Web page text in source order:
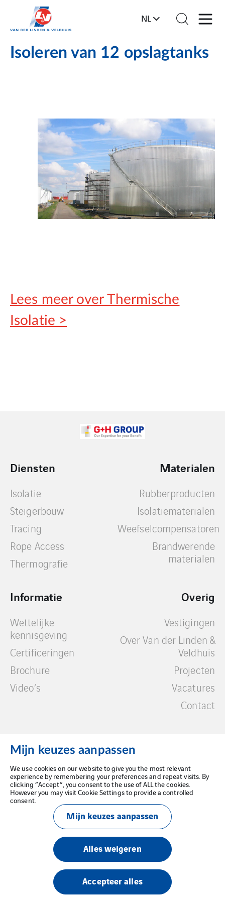
NL
Isoleren van 12 opslagtanks
Lees meer over Thermische
Isolatie >
Diensten
Isolatie
Steigerbouw
Tracing
Rope Access
Thermografie
Materialen
Rubberproducten
Isolatiematerialen
Weefselcompensatoren
Brandwerende
materialen
Informatie
Wettelijke
kennisgeving
Certificeringen
Brochure
Video’s
Overig
Vestigingen
Over Van der Linden &
Veldhuis
Projecten
Vacatures
Contact
Wettelijke kennisgeving
Privacybeleid
Cookiebeleid
Mijn keuzes aanpassen
We use cookies on our website to give you the most relevant
experience by remembering your preferences and repeat visits. By
clicking “Accept”, you consent to the use of ALL the cookies.
However you may visit Cookie Settings to provide a controlled
consent.
Mijn keuzes aanpassen
Alles weigeren
Accepteer alles